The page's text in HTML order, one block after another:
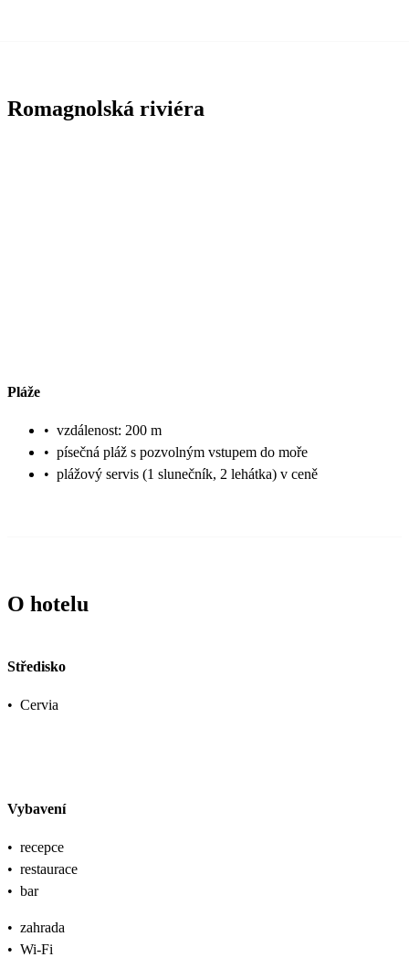
Romagnolská riviéra
Pláže
• vzdálenost: 200 m
• písečná pláž s pozvolným vstupem do moře
• plážový servis (1 slunečník, 2 lehátka) v ceně
O hotelu
Středisko
• Cervia
Vybavení
• recepce
• restaurace
• bar
• zahrada
• Wi-Fi